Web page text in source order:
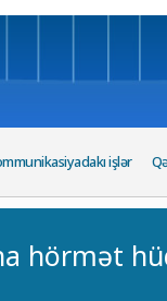
işlər
hörmət